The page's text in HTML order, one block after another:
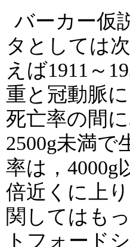
バーカー仮
タとしては
えば1911～
重と冠動脈
死亡率の間
2500g未満で
率は，4000g
倍近くに上
関してはも
トフォード